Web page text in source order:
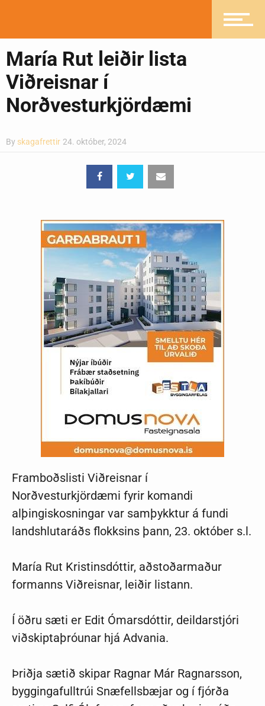
Pistlar
Greinasafn
María Rut leiðir lista
Viðreisnar í
Norðvesturkjördæmi
By skagafrettir 24. október, 2024
Framboðslisti Viðreisnar í
Norðvesturkjördæmi fyrir komandi
alþingiskosningar var samþykktur á fundi
landshlutaráðs flokksins þann, 23. október s.l.
María Rut Kristinsdóttir, aðstoðarmaður
formanns Viðreisnar, leiðir listann.
Í öðru sæti er Edit Ómarsdóttir, deildarstjóri
viðskiptaþróunar hjá Advania.
Þriðja sætið skipar Ragnar Már Ragnarsson,
byggingafulltrúi Snæfellsbæjar og í fjórða